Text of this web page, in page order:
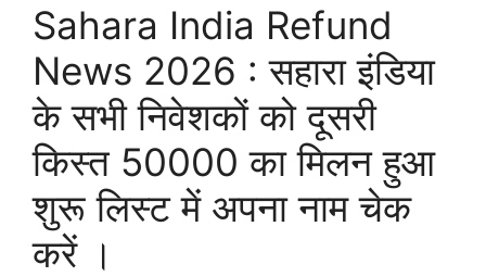
Sahara India Refund
News 2026 : सहारा इंडिया
के सभी निवेशकों को दूसरी
किस्त 50000 का मिलन हुआ
शुरू लिस्ट में अपना नाम चेक
करें ।